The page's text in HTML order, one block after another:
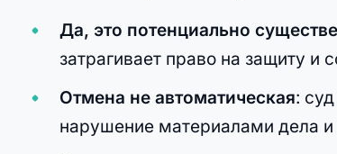
Да, это потенциально
затрагивает право на защиту и
Отмена не автоматическая:
нарушение материалами дела и